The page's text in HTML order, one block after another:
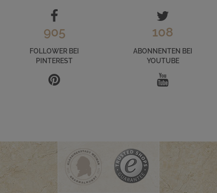
905
FOLLOWER BEI
PINTEREST
108
ABONNENTEN BEI
YOUTUBE